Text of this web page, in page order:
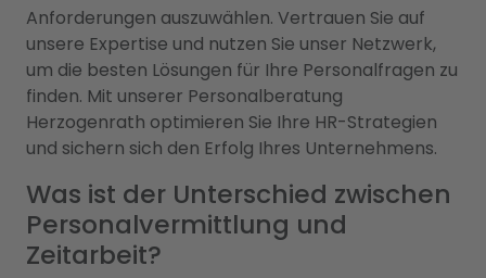
Anforderungen auszuwählen. Vertrauen Sie auf
unsere Expertise und nutzen Sie unser Netzwerk,
um die besten Lösungen für Ihre Personalfragen zu
finden. Mit unserer Personalberatung
Herzogenrath optimieren Sie Ihre HR-Strategien
und sichern sich den Erfolg Ihres Unternehmens.
Was ist der Unterschied zwischen
Personalvermittlung und
Zeitarbeit?